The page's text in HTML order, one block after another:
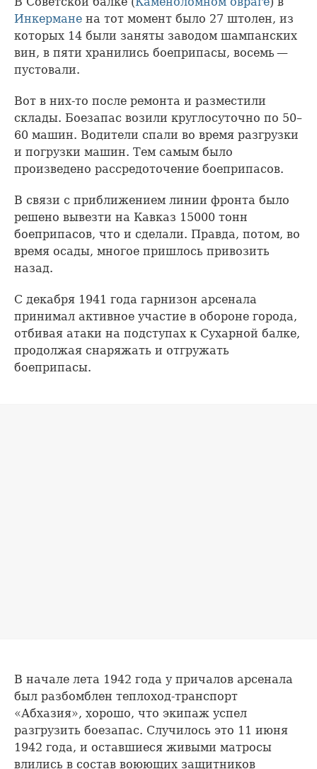
Инкермане на тот момент было 27 штолен, из
которых 14 были заняты заводом шампанских
вин, в пяти хранились боеприпасы, восемь —
пустовали.
Вот в них-то после ремонта и разместили
склады. Боезапас возили круглосуточно по 50–
60 машин. Водители спали во время разгрузки
и погрузки машин. Тем самым было
произведено рассредоточение боеприпасов.
В связи с приближением линии фронта было
решено вывезти на Кавказ 15000 тонн
боеприпасов, что и сделали. Правда, потом, во
время осады, многое пришлось привозить
назад.
С декабря 1941 года гарнизон арсенала
принимал активное участие в обороне города,
отбивая атаки на подступах к Сухарной балке,
продолжая снаряжать и отгружать
боеприпасы.
В начале лета 1942 года у причалов арсенала
был разбомблен теплоход-транспорт
«Абхазия», хорошо, что экипаж успел
разгрузить боезапас. Случилось это 11 июня
1942 года, и оставшиеся живыми матросы
влились в состав воюющих защитников